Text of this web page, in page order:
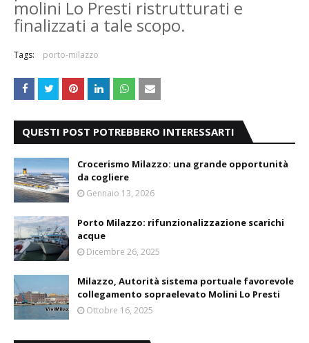
molini Lo Presti ristrutturati e
finalizzati a tale scopo.
Tags: porto-milazzo
QUESTI POST POTREBBERO INTERESSARTI
Crocerismo Milazzo: una grande opportunità
da cogliere
Gennaio 13, 2026
Porto Milazzo: rifunzionalizzazione scarichi
acque
Dicembre 26, 2025
Milazzo, Autorità sistema portuale favorevole
collegamento sopraelevato Molini Lo Presti
Ottobre 16, 2025